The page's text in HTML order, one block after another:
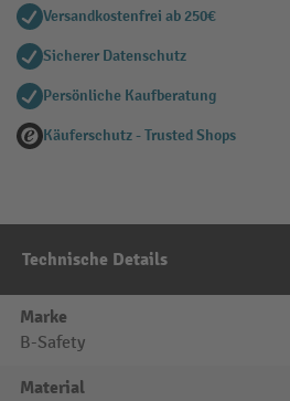
Versandkostenfrei ab 250€
Sicherer Datenschutz
Persönliche Kaufberatung
Käuferschutz - Trusted Shops
Technische Details
Marke
B-Safety
Material